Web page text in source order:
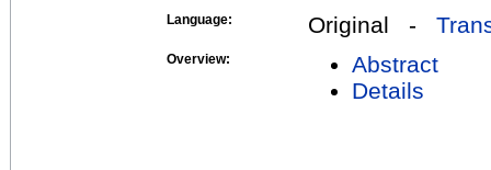
Language:
Original -
Overview:
Abstract
Details